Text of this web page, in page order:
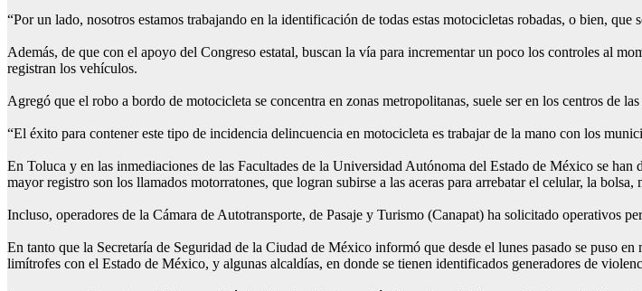
“Por un lado, nosotros estamos trabajando en la identificación de todas estas motocicletas robadas, o bien,
Además, de que con el apoyo del Congreso estatal, buscan la vía para incrementar un poco los controles al
registran los vehículos.
Agregó que el robo a bordo de motocicleta se concentra en zonas metropolitanas, suele ser en los centros de
“El éxito para contener este tipo de incidencia delincuencia en motocicleta es trabajar de la mano con los
En Toluca y en las inmediaciones de las Facultades de la Universidad Autónoma del Estado de México se
mayor registro son los llamados motorratones, que logran subirse a las aceras para arrebatar el celular, la bolsa,
Incluso, operadores de la Cámara de Autotransporte, de Pasaje y Turismo (Canapat) ha solicitado operativos
En tanto que la Secretaría de Seguridad de la Ciudad de México informó que desde el lunes pasado se puso
limítrofes con el Estado de México, y algunas alcaldías, en donde se tienen identificados generadores de